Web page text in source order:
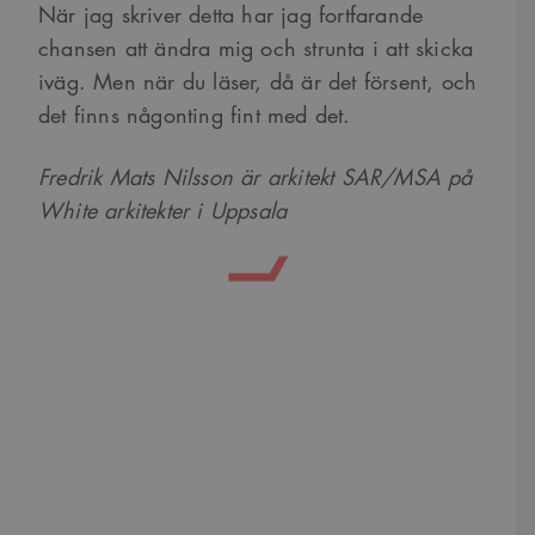
När jag skriver detta har jag fortfarande
chansen att ändra mig och strunta i att skicka
iväg. Men när du läser, då är det försent, och
det finns någonting fint med det.
Fredrik Mats Nilsson är arkitekt SAR/MSA på
White arkitekter i Uppsala
inloggning
CookieScriptConsent CookieScript
www.arkitekt.se
1 månad
Denna cookie
Cookie-
Script.com-
för
besökarens
cookie. Det är